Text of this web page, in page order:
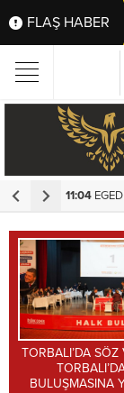
FLAŞ HABER
11:04
TORBALI’DA SÖZ
BULUŞMASINA